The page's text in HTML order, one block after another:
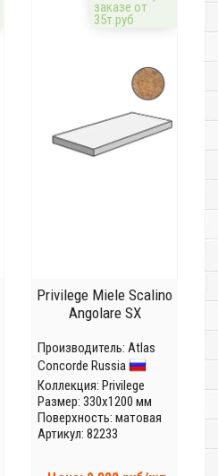
заказе от
35т.руб
Privilege Miele Scalino
Angolare SX
Производитель: Atlas
Concorde Russia
Коллекция: Privilege
Размер: 330x1200 мм
Поверхность: матовая
Артикул: 82233